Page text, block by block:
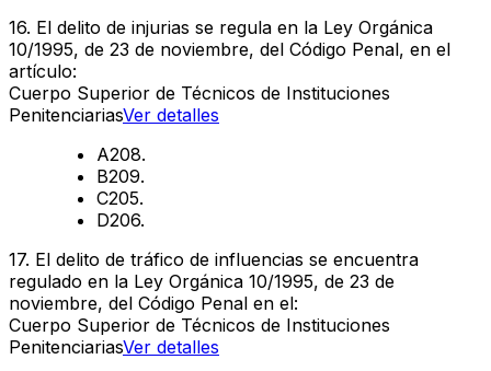
16. El delito de injurias se regula en la Ley Orgánica
10/1995, de 23 de noviembre, del Código Penal, en el
artículo:
Cuerpo Superior de Técnicos de Instituciones
PenitenciariasVer detalles
A208.
B209.
C205.
D206.
17. El delito de tráfico de influencias se encuentra
regulado en la Ley Orgánica 10/1995, de 23 de
noviembre, del Código Penal en el:
Cuerpo Superior de Técnicos de Instituciones
PenitenciariasVer detalles